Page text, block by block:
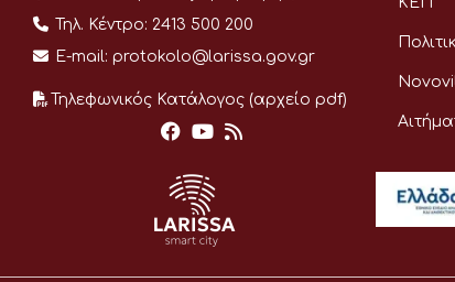
Τηλ. Κέντρο: 2413 500 200
E-mail: protokolo@larissa.gov.gr
Τηλεφωνικός Κατάλογος (αρχείο pdf)